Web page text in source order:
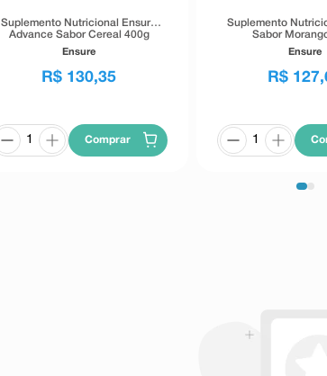
Suplemento Nutricional Ensure
Advance Sabor Cereal 400g
Ensure
R$ 130,35
Comprar
Suplemento
Sabor
Ensure
R$ 127,